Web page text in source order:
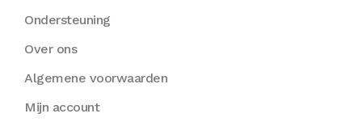
Ondersteuning
Over ons
Algemene voorwaarden
Mijn account